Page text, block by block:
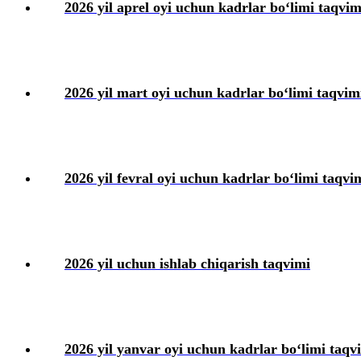
2026 yil aprel oyi uchun kadrlar boʻlimi
2026 yil mart oyi uchun kadrlar boʻlimi
2026 yil fevral oyi uchun kadrlar boʻlimi
2026 yil uchun ishlab chiqarish taqvimi
2026 yil yanvar oyi uchun kadrlar boʻlimi